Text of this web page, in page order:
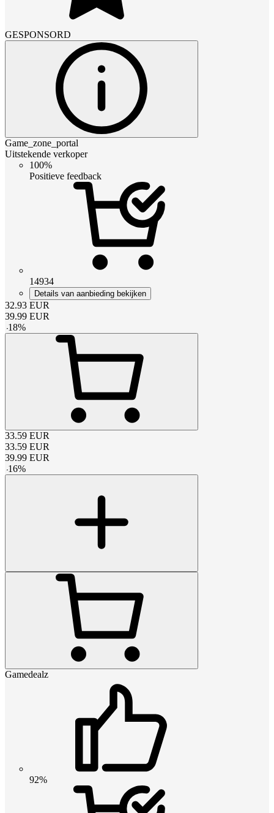
GESPONSORD
Game_zone_portal
Uitstekende verkoper
100%
Positieve feedback
14934
Details van aanbieding bekijken
32.93 EUR
39.99 EUR
-18%
33.59 EUR
33.59 EUR
39.99 EUR
-16%
Gamedealz
92%